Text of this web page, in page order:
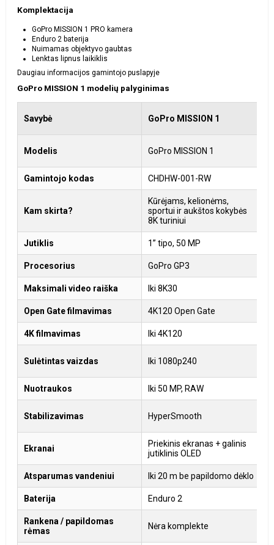
Komplektacija
GoPro MISSION 1 PRO kamera
Enduro 2 baterija
Nuimamas objektyvo gaubtas
Lenktas lipnus laikiklis
Daugiau informacijos gamintojo puslapyje
GoPro MISSION 1 modelių palyginimas
Savybė GoPro MISSION 1
Modelis GoPro MISSION 1
Gamintojo kodas CHDHW-001-RW
Kam skirta?
Kūrėjams, kelionėms,
sportui ir aukštos kokybės
8K turiniui
Jutiklis 1” tipo, 50 MP
Procesorius GoPro GP3
Maksimali video raiška Iki 8K30
Open Gate filmavimas 4K120 Open Gate
4K filmavimas Iki 4K120
Sulėtintas vaizdas Iki 1080p240
Nuotraukos Iki 50 MP, RAW
Stabilizavimas HyperSmooth
Ekranai
Priekinis ekranas + galinis
jutiklinis OLED
Atsparumas vandeniui Iki 20 m be papildomo dėklo
Baterija Enduro 2
Rankena / papildomas
rėmas
Nėra komplekte